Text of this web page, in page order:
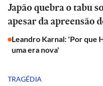
Japão quebra o tabu
apesar da apreensão
Leandro Karnal: 'Por que
uma era nova'
TRAGÉDIA